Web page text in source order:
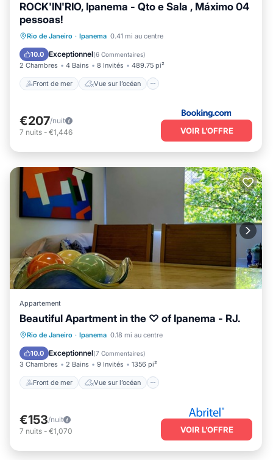
ROCK'IN'RIO, Ipanema - Qto e Sala , Máximo 04
pessoas!
Rio de Janeiro · Ipanema 0.41 mi au centre
10.0 Exceptionnel(6 Commentaires)
2 Chambres 4 Bains 8 Invités 489.75 pi²
Front de mer Vue sur l’océan
Front de mer Vue sur l’océan
Petit-déjeuner
€207/nuit
7 nuits - €1,446 VOIR L’OFFRE
Appartement
Beautiful Apartment in the ♡ of Ipanema - RJ.
Rio de Janeiro · Ipanema 0.18 mi au centre
10.0 Exceptionnel(7 Commentaires)
3 Chambres 2 Bains 9 Invités 1356 pi²
Front de mer Vue sur l’océan
Front de mer Vue sur l’océan
Cuisine
€153/nuit
7 nuits - €1,070 VOIR L’OFFRE